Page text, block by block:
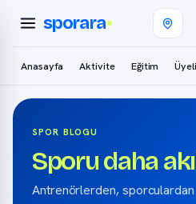
sporara
Anasayfa Aktivite Eğitim
SPOR BLOGU
Sporu daha
Antrenörlerden,